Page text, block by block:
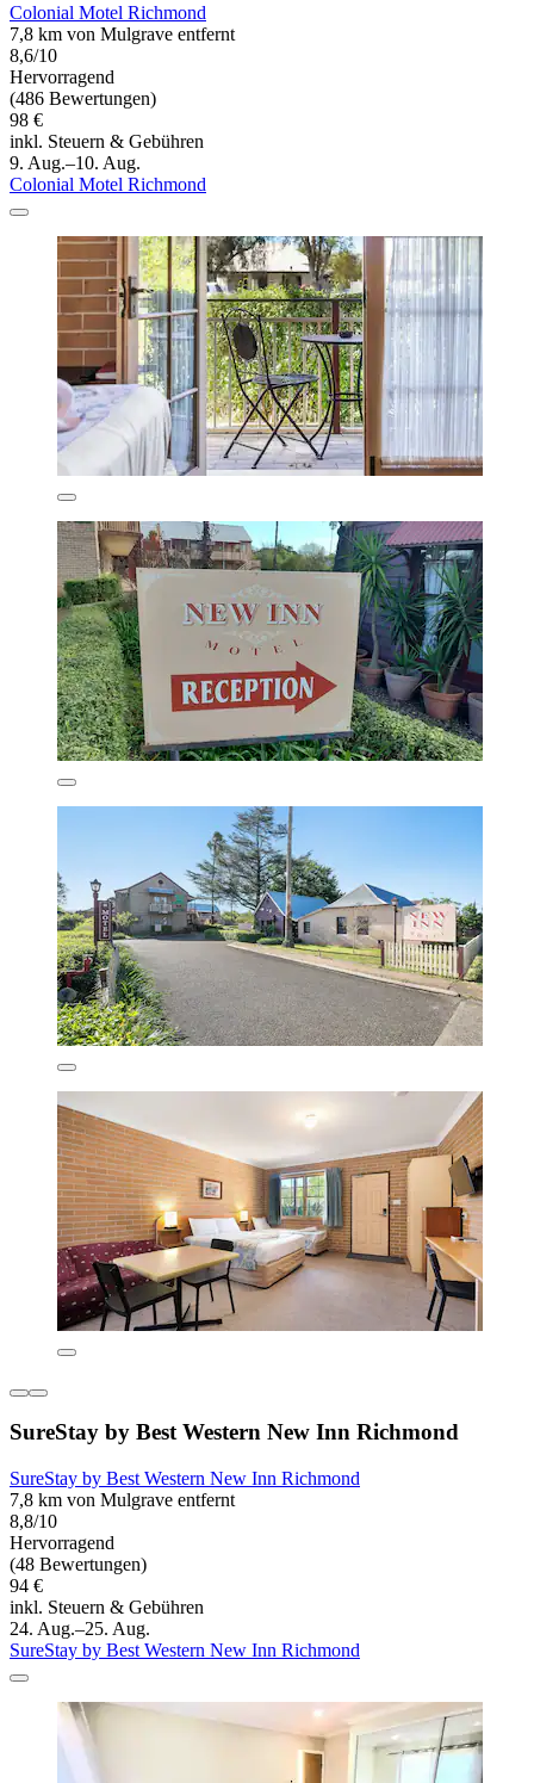
Colonial Motel Richmond
7,8 km von Mulgrave entfernt
8,6/10
Hervorragend
(486 Bewertungen)
98 €
inkl. Steuern & Gebühren
9. Aug.–10. Aug.
Colonial Motel Richmond
SureStay by Best Western New Inn Richmond
SureStay by Best Western New Inn Richmond
7,8 km von Mulgrave entfernt
8,8/10
Hervorragend
(48 Bewertungen)
94 €
inkl. Steuern & Gebühren
24. Aug.–25. Aug.
SureStay by Best Western New Inn Richmond